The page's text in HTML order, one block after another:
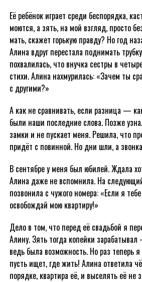
Её ребёнок играет среди беспорядка,
моются, а зять, на мой взгляд, просто
мать, скажет горькую правду? Но год
Алина вдруг перестала поднимать
похвалилась, что внучка сестры в
стихи. Алина нахмурилась: «Зачем ты
с другими?»
А как не сравнивать, если разница —
были наши последние слова. Позже
замки и не пускает меня. Решила, что
придёт с повинной. Но дни шли, а
В сентябре у меня был юбилей. Ждала
Алина даже не вспомнила. На
позвонила с чужого номера: «Если я
освобождай мою квартиру!»
Дело в том, что перед её свадьбой я
Алину. Зять тогда копейки
ведь была возможность. Но раз
пусть ищет, где жить! Алина ответила
порядке, квартира её, и выселять её не